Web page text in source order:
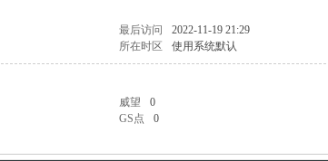
最后访问
2022-11-19 21:29
所在时区 使用系统默认
威望
0
GS点 0